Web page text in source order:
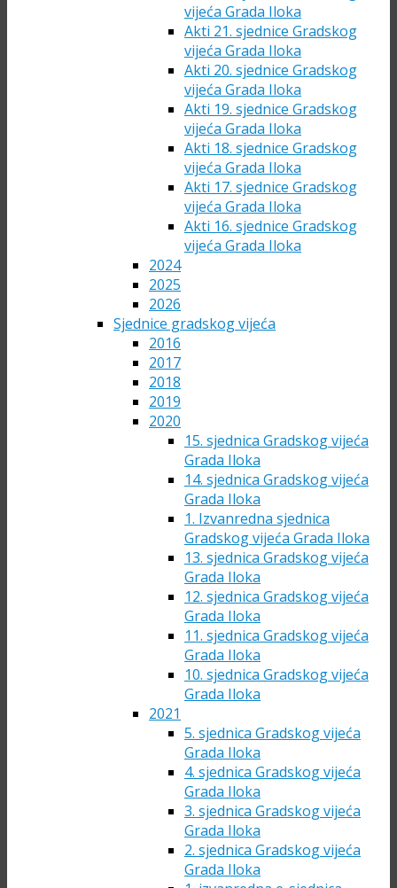
vijeća Grada Iloka
Akti 21. sjednice Gradskog
vijeća Grada Iloka
Akti 20. sjednice Gradskog
vijeća Grada Iloka
Akti 19. sjednice Gradskog
vijeća Grada Iloka
Akti 18. sjednice Gradskog
vijeća Grada Iloka
Akti 17. sjednice Gradskog
vijeća Grada Iloka
Akti 16. sjednice Gradskog
vijeća Grada Iloka
2024
2025
2026
Sjednice gradskog vijeća
2016
2017
2018
2019
2020
15. sjednica Gradskog vijeća
Grada Iloka
14. sjednica Gradskog vijeća
Grada Iloka
1. Izvanredna sjednica
Gradskog vijeća Grada Iloka
13. sjednica Gradskog vijeća
Grada Iloka
12. sjednica Gradskog vijeća
Grada Iloka
11. sjednica Gradskog vijeća
Grada Iloka
10. sjednica Gradskog vijeća
Grada Iloka
2021
5. sjednica Gradskog vijeća
Grada Iloka
4. sjednica Gradskog vijeća
Grada Iloka
3. sjednica Gradskog vijeća
Grada Iloka
2. sjednica Gradskog vijeća
Grada Iloka